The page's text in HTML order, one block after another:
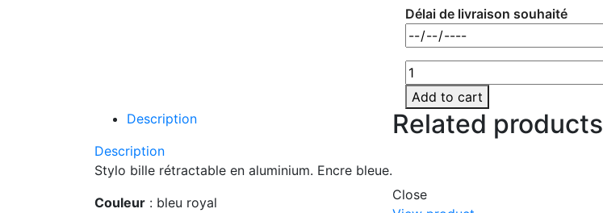
Délai de livraison souhaité
MO8893-
37
quantity
Add to cart
Description
Description
Stylo bille rétractable en aluminium. Encre bleue.
Couleur : bleu royal
Related products
Close